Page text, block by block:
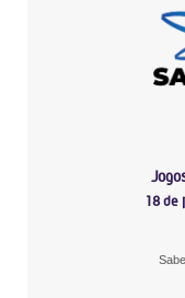
18 de